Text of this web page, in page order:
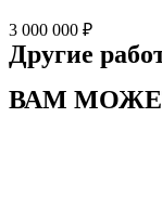
3 000 000 ₽
Другие
ВАМ